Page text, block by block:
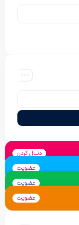
دنبال کردن
عضویت
عضویت
عضویت